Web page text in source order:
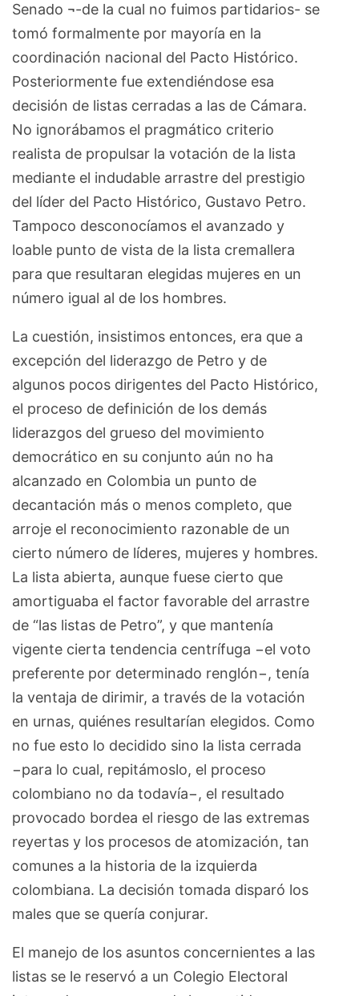
Senado ¬-de la cual no fuimos partidarios- se
tomó formalmente por mayoría en la
coordinación nacional del Pacto Histórico.
Posteriormente fue extendiéndose esa
decisión de listas cerradas a las de Cámara.
No ignorábamos el pragmático criterio
realista de propulsar la votación de la lista
mediante el indudable arrastre del prestigio
del líder del Pacto Histórico, Gustavo Petro.
Tampoco desconocíamos el avanzado y
loable punto de vista de la lista cremallera
para que resultaran elegidas mujeres en un
número igual al de los hombres.
La cuestión, insistimos entonces, era que a
excepción del liderazgo de Petro y de
algunos pocos dirigentes del Pacto Histórico,
el proceso de definición de los demás
liderazgos del grueso del movimiento
democrático en su conjunto aún no ha
alcanzado en Colombia un punto de
decantación más o menos completo, que
arroje el reconocimiento razonable de un
cierto número de líderes, mujeres y hombres.
La lista abierta, aunque fuese cierto que
amortiguaba el factor favorable del arrastre
de “las listas de Petro”, y que mantenía
vigente cierta tendencia centrífuga −el voto
preferente por determinado renglón−, tenía
la ventaja de dirimir, a través de la votación
en urnas, quiénes resultarían elegidos. Como
no fue esto lo decidido sino la lista cerrada
−para lo cual, repitámoslo, el proceso
colombiano no da todavía−, el resultado
provocado bordea el riesgo de las extremas
reyertas y los procesos de atomización, tan
comunes a la historia de la izquierda
colombiana. La decisión tomada disparó los
males que se quería conjurar.
El manejo de los asuntos concernientes a las
listas se le reservó a un Colegio Electoral